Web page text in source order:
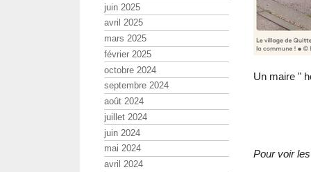
Un maire "
Pour voir
juin 2025
avril 2025
mars 2025
février 2025
octobre 2024
septembre 2024
août 2024
juillet 2024
juin 2024
mai 2024
avril 2024